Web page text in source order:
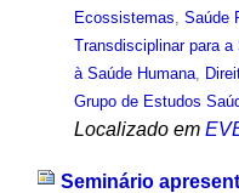
Ecossistemas Saúde
Transdisciplinar para
à Saúde Humana,
Grupo de Estudos
Localizado em
Seminário